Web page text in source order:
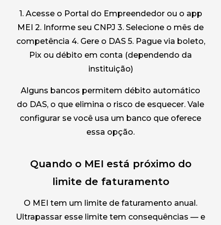
1. Acesse o Portal do Empreendedor ou o app
MEI 2. Informe seu CNPJ 3. Selecione o mês de
competência 4. Gere o DAS 5. Pague via boleto,
Pix ou débito em conta (dependendo da
instituição)
Alguns bancos permitem débito automático
do DAS, o que elimina o risco de esquecer. Vale
configurar se você usa um banco que oferece
essa opção.
Quando o MEI está próximo do
limite de faturamento
O MEI tem um limite de faturamento anual.
Ultrapassar esse limite tem consequências — e